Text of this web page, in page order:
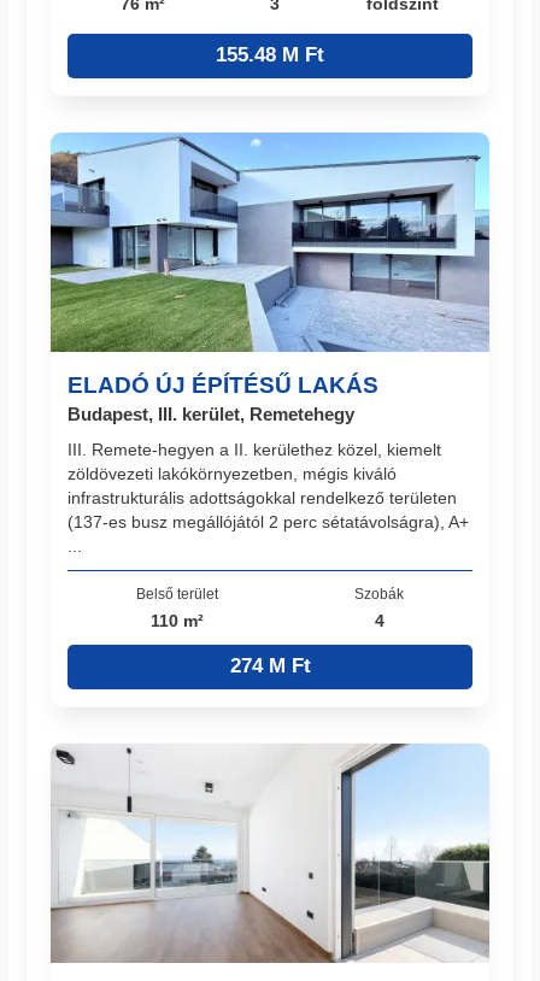
155.48 M Ft
ELADÓ ÚJ ÉPÍTÉSŰ LAKÁS
Budapest, III. kerület, Remetehegy
III. Remete-hegyen a II. kerülethez közel, kiemelt
zöldövezeti lakókörnyezetben, mégis kiváló
infrastrukturális adottságokkal rendelkező területen
(137-es busz megállójától 2 perc sétatávolságra), A+
...
Belső terület
110 m²
Szobák
4
274 M Ft